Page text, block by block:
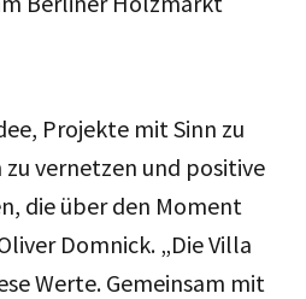
Projekte mit Sinn zu
vernetzen und positive
die über den Moment
Domnick. „Die Villa
Werte. Gemeinsam mit